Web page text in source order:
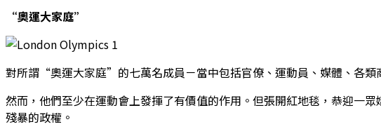
“奧運大家庭”
對所謂“奧運大家庭”的七萬名成員－當中包括官僚、運動員、媒體、各類
然而，他們至少在運動會上發揮了有價值的作用。但張開紅地毯，恭迎一
殘暴的政權。